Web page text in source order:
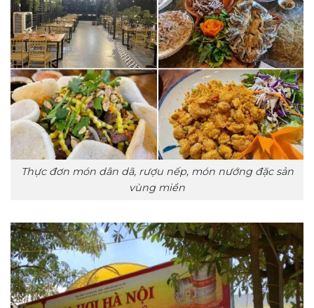
Thực đơn món dân dã, rượu nếp, món nướng đặc sản
vùng miền